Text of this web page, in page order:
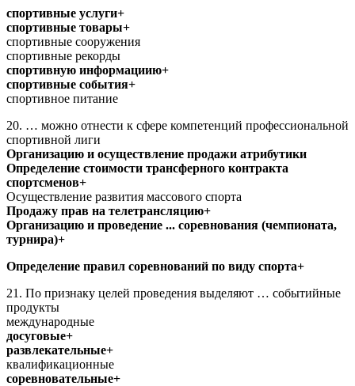
спортивные услуги+
спортивные товары+
спортивные сооружения
спортивные рекорды
спортивную информациию+
спортивные события+
спортивное питание
20. … можно отнести к сфере компетенций профессиональной
спортивной лиги
Организацию и осуществление продажи атрибутики
Определение стоимости трансферного контракта
спортсменов+
Осуществление развития массового спорта
Продажу прав на телетрансляцию+
Организацию и проведение ... соревнования (чемпионата,
турнира)+
Определение правил соревнований по виду спорта+
21. По признаку целей проведения выделяют … событийные
продукты
международные
досуговые+
развлекательные+
квалификационные
соревновательные+